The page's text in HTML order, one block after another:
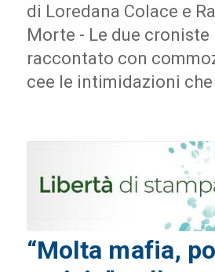
di Loredana Colace e
Morte - Le due croniste
raccontato con
cee le intimidazioni
“Molta mafia,